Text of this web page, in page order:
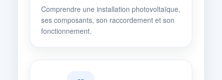
Comprendre une installation photovoltaïque,
ses composants, son raccordement et son
fonctionnement.